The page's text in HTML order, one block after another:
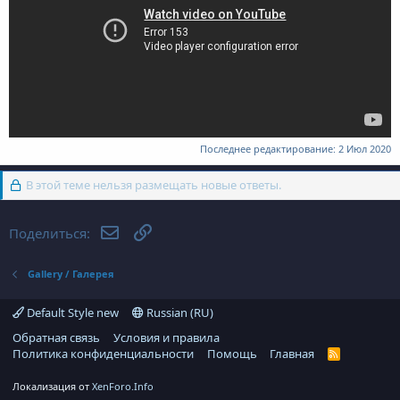
Последнее редактирование: 2 Июл 2020
В этой теме нельзя размещать новые ответы.
Поделиться: Электронная почта
Gallery / Галерея
Default Style new
Russian (RU)
Обратная связь
Условия и правила
Политика конфиденциальности
Помощь Главная
R
Локализация от XenForo.Info